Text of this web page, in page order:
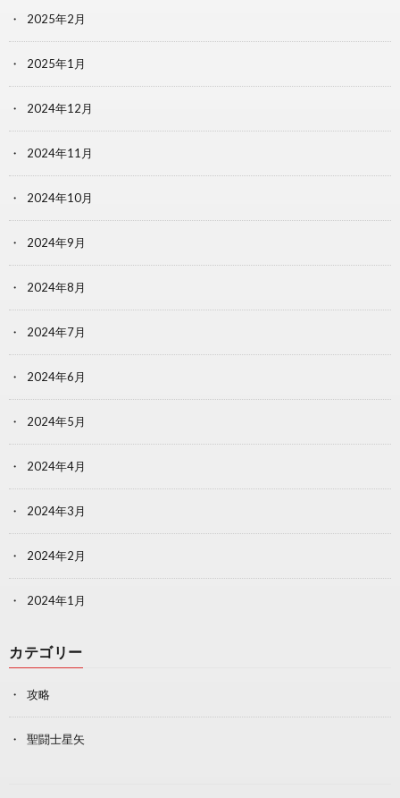
2025年2月
2025年1月
2024年12月
2024年11月
2024年10月
2024年9月
2024年8月
2024年7月
2024年6月
2024年5月
2024年4月
2024年3月
2024年2月
2024年1月
カテゴリー
攻略
聖闘士星矢